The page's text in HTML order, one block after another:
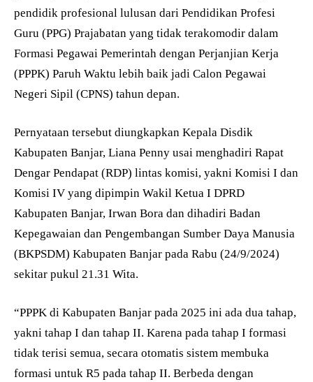
pendidik profesional lulusan dari Pendidikan Profesi
Guru (PPG) Prajabatan yang tidak terakomodir dalam
Formasi Pegawai Pemerintah dengan Perjanjian Kerja
(PPPK) Paruh Waktu lebih baik jadi Calon Pegawai
Negeri Sipil (CPNS) tahun depan.
Pernyataan tersebut diungkapkan Kepala Disdik
Kabupaten Banjar, Liana Penny usai menghadiri Rapat
Dengar Pendapat (RDP) lintas komisi, yakni Komisi I dan
Komisi IV yang dipimpin Wakil Ketua I DPRD
Kabupaten Banjar, Irwan Bora dan dihadiri Badan
Kepegawaian dan Pengembangan Sumber Daya Manusia
(BKPSDM) Kabupaten Banjar pada Rabu (24/9/2024)
sekitar pukul 21.31 Wita.
“PPPK di Kabupaten Banjar pada 2025 ini ada dua tahap,
yakni tahap I dan tahap II. Karena pada tahap I formasi
tidak terisi semua, secara otomatis sistem membuka
formasi untuk R5 pada tahap II. Berbeda dengan